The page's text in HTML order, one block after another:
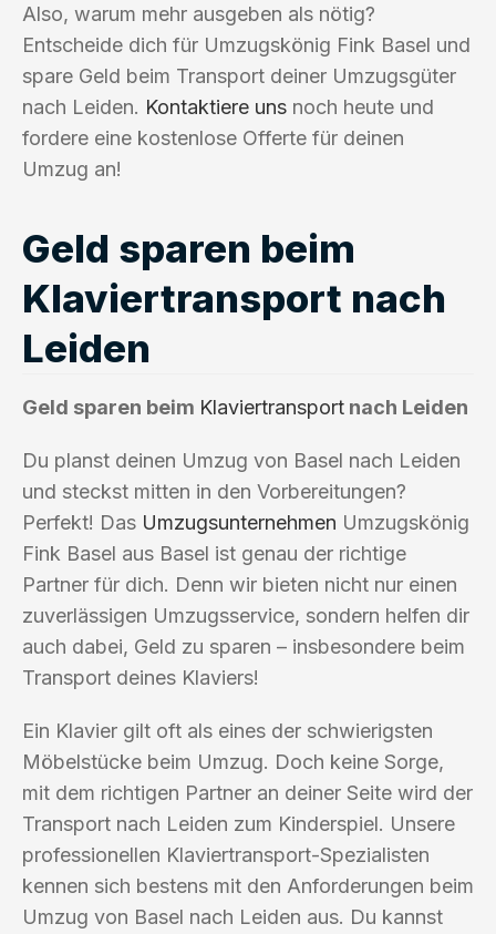
Also, warum mehr ausgeben als nötig?
Entscheide dich für Umzugskönig Fink Basel und
spare Geld beim Transport deiner Umzugsgüter
nach Leiden. Kontaktiere uns noch heute und
fordere eine kostenlose Offerte für deinen
Umzug an!
Geld sparen beim
Klaviertransport nach
Leiden
Geld sparen beim Klaviertransport nach Leiden
Du planst deinen Umzug von Basel nach Leiden
und steckst mitten in den Vorbereitungen?
Perfekt! Das Umzugsunternehmen Umzugskönig
Fink Basel aus Basel ist genau der richtige
Partner für dich. Denn wir bieten nicht nur einen
zuverlässigen Umzugsservice, sondern helfen dir
auch dabei, Geld zu sparen – insbesondere beim
Transport deines Klaviers!
Ein Klavier gilt oft als eines der schwierigsten
Möbelstücke beim Umzug. Doch keine Sorge,
mit dem richtigen Partner an deiner Seite wird der
Transport nach Leiden zum Kinderspiel. Unsere
professionellen Klaviertransport-Spezialisten
kennen sich bestens mit den Anforderungen beim
Umzug von Basel nach Leiden aus. Du kannst